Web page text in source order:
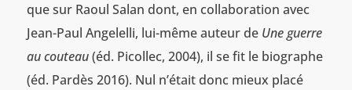
que sur Raoul Salan dont, en collaboration avec
Jean-Paul Angelelli, lui-même auteur de Une guerre
au couteau(éd. Picollec, 2004), il se fit le biographe
(éd. Pardès 2016). Nul n’était donc mieux placé